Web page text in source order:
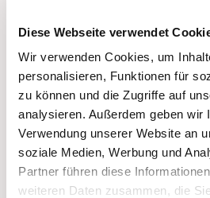
Diese Webseite verwendet
Wir verwenden Cookies, um
personalisieren, Funktionen für
zu können und die Zugriffe auf
analysieren. Außerdem geben wir
Verwendung unserer Website an
soziale Medien, Werbung und
Partner führen diese
weiteren Daten zusammen, die
jedes Mal tief beeindruckt.
Das ist das Schöne im
Zeit und Aufmerksamkeit, und
Vertrauen, Freundlichkeit,
Dafür können wir laut sagen: